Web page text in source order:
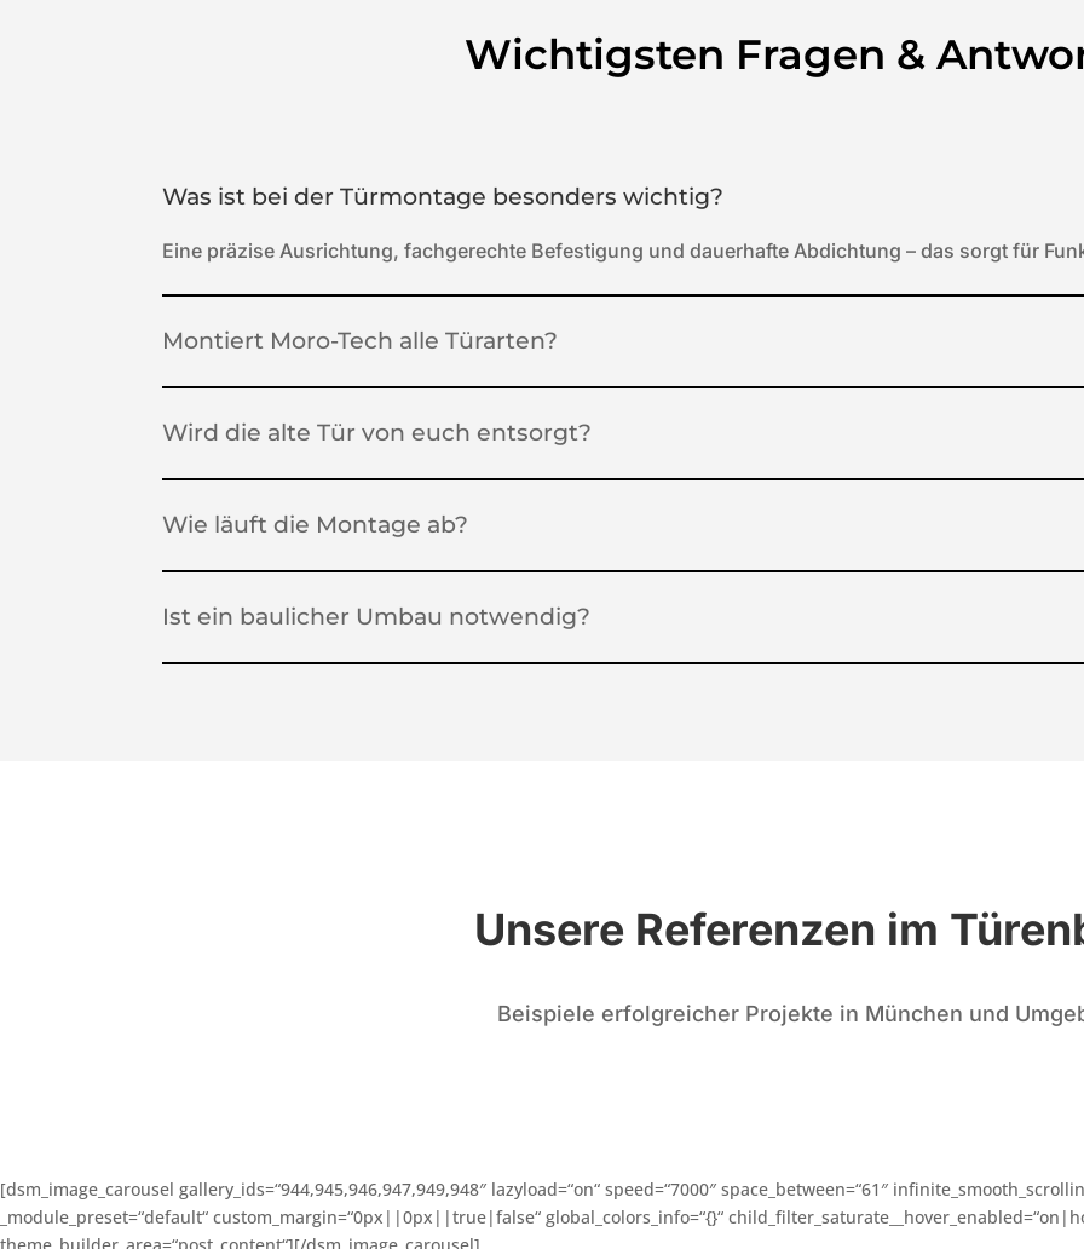
Wichtigsten Fragen &
Was ist bei der Türmontage besonders wichtig?
Eine präzise Ausrichtung, fachgerechte Befestigung und dauerhafte Abdichtung – das sorgt für
Montiert Moro-Tech alle Türarten?
Wird die alte Tür von euch entsorgt?
Wie läuft die Montage ab?
Ist ein baulicher Umbau notwendig?
Unsere Referenzen im
Beispiele erfolgreicher Projekte in München und
[dsm_image_carousel gallery_ids=“944,945,946,947,949,948″ lazyload=“on“ speed=“7000″ space_between=“61″
_module_preset=“default“ custom_margin=“0px||0px||true|false“ global_colors_info=“{}“